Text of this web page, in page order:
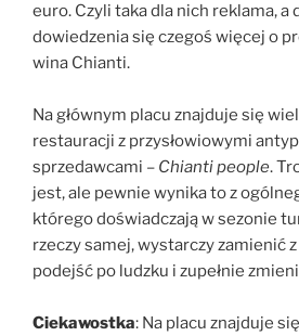
euro. Czyli taka dla nich reklama, a
dowiedzenia się czegoś więcej o
wina Chianti.
Na głównym placu znajduje się
restauracji z przysłowiowymi
sprzedawcami – Chianti people.
jest, ale pewnie wynika to z
którego doświadczają w sezonie
rzeczy samej, wystarczy zamienić
podejść po ludzku i zupełnie
Ciekawostka: Na placu znajduje